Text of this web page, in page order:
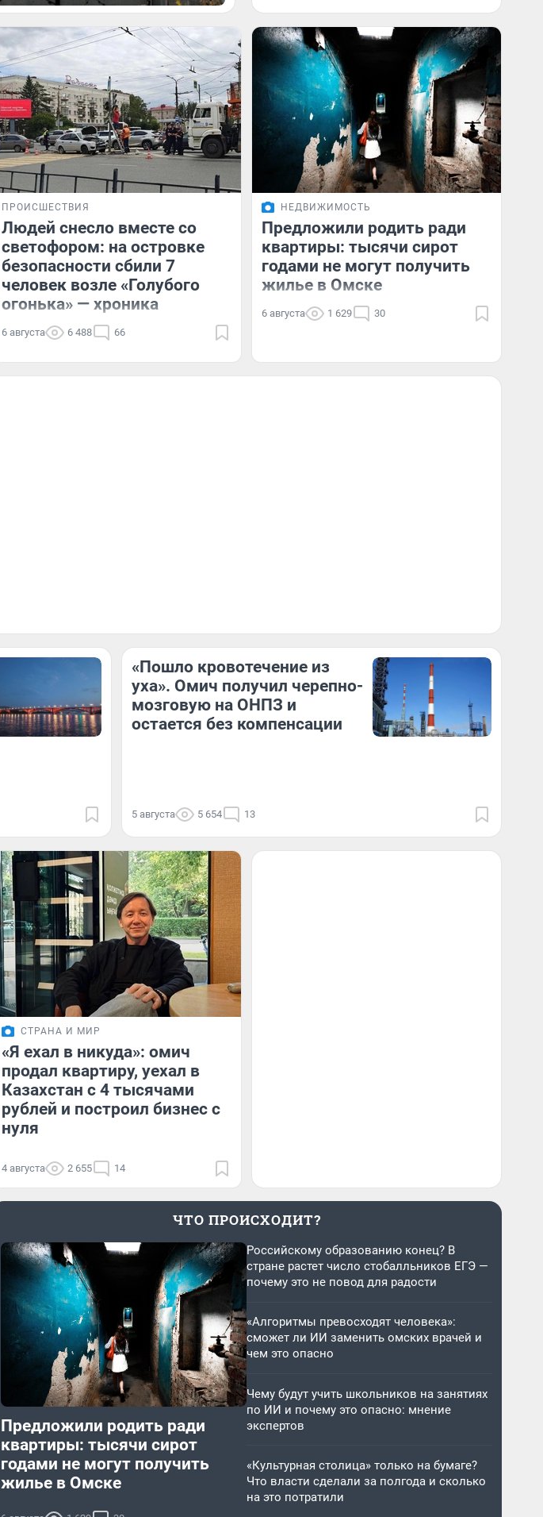
ПРОИСШЕСТВИЯ
Людей снесло вместе со
светофором: на островке
безопасности сбили 7
человек возле «Голубого
огонька» — хроника
6 августа 6 488 66
НЕДВИЖИМОСТЬ
Предложили родить ради
квартиры: тысячи сирот
годами не могут получить
жилье в Омске
6 августа 1 629 30
«Пошло кровотечение из
уха». Омич получил черепно-
мозговую на ОНПЗ и
остается без компенсации
5 августа 5 654 13
СТРАНА И МИР
«Я ехал в никуда»: омич
продал квартиру, уехал в
Казахстан с 4 тысячами
рублей и построил бизнес с
нуля
4 августа 2 655 14
ЧТО ПРОИСХОДИТ?
Предложили родить ради
квартиры: тысячи сирот
годами не могут получить
жилье в Омске
Российскому образованию конец? В
стране растет число стобалльников ЕГЭ —
почему это не повод для радости
«Алгоритмы превосходят человека»:
сможет ли ИИ заменить омских врачей и
чем это опасно
Чему будут учить школьников на занятиях
по ИИ и почему это опасно: мнение
экспертов
«Культурная столица» только на бумаге?
Что власти сделали за полгода и сколько
на это потратили